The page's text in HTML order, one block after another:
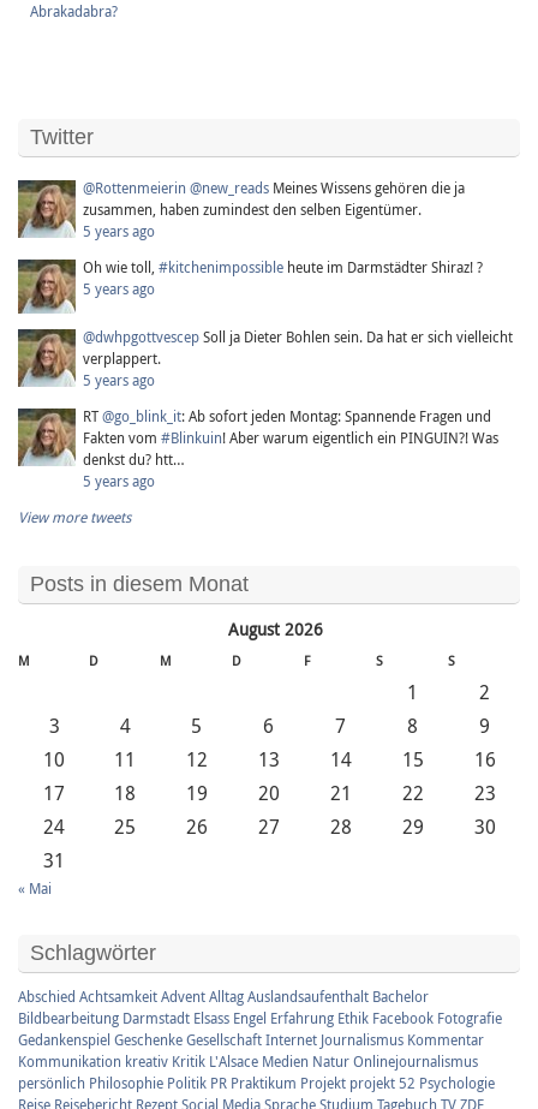
Abrakadabra?
Twitter
@Rottenmeierin @new_reads Meines Wissens gehören die ja
zusammen, haben zumindest den selben Eigentümer.
5 years ago
Oh wie toll, #kitchenimpossible heute im Darmstädter Shiraz! ?
5 years ago
@dwhpgottvescepSoll ja Dieter Bohlen sein. Da hat er sich vielleicht
verplappert.
5 years ago
RT@go_blink_it: Ab sofort jeden Montag: Spannende Fragen und
Fakten vom #Blinkuin! Aber warum eigentlich ein PINGUIN?! Was
denkst du? htt…
5 years ago
View more tweets
Posts in diesem Monat
August 2026
M D M D F S S
1
2
3
4 5 6 7 8
9
10
11 12 13 14 15
16
17
18 19 20 21 22
23
24
25 26 27 28 29
30
31
« Mai
Schlagwörter
Abschied AchtsamkeitAdventAlltagAuslandsaufenthalt Bachelor
Bildbearbeitung Darmstadt Elsass Engel Erfahrung Ethik Facebook Fotografie
Gedankenspiel GeschenkeGesellschaftInternet Journalismus Kommentar
Kommunikation kreativ Kritik L'Alsace Medien NaturOnlinejournalismus
persönlich Philosophie Politik PR Praktikum Projekt projekt 52 Psychologie
Reise Reisebericht RezeptSocial MediaSpracheStudium Tagebuch TVZDF